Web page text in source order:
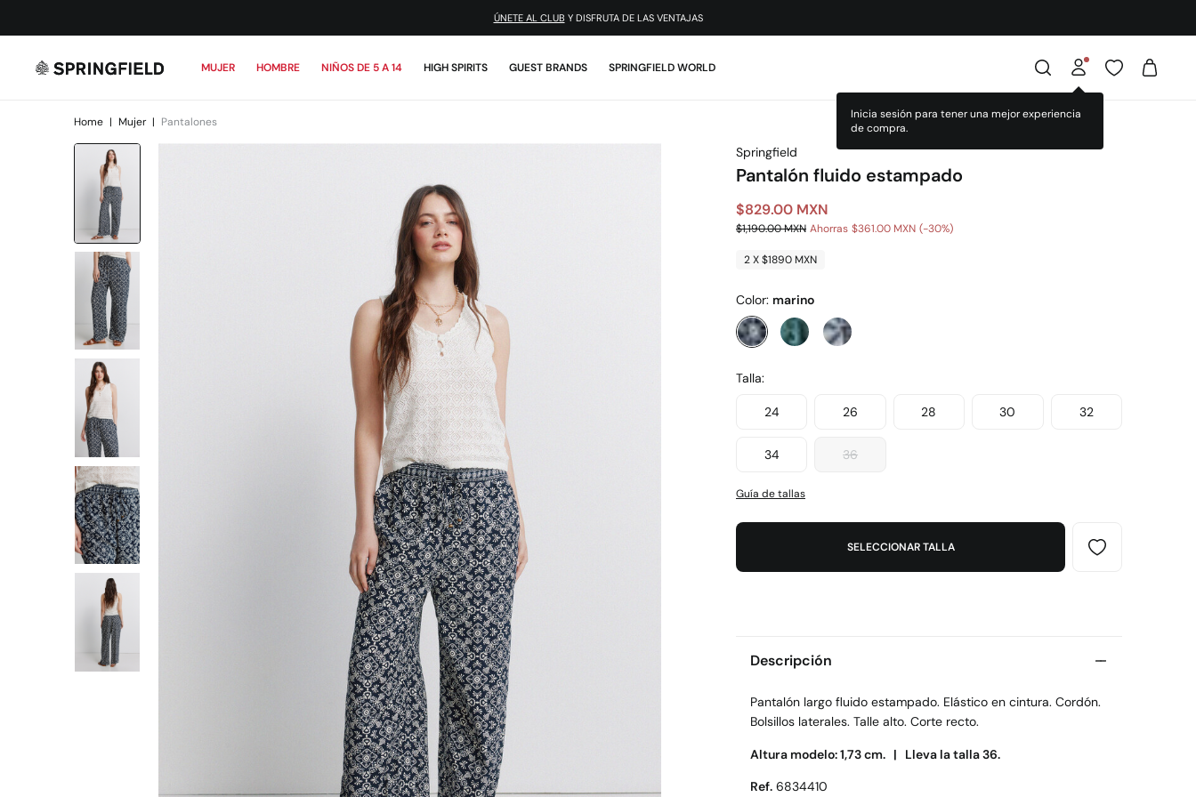
¡DESCARGA LA APP!
MUJER HOMBRE NIÑOS DE 5 A 14 HIGH SPIRITS GUEST BRANDS SPRINGFIELD WORLD
Home | Mujer | Pantalones
Springfield
Pantalón fluido estampado
$829.00 MXN
$1,190.00 MXN Ahorras $361.00 MXN 30
2 X $1890 MXN
Color: marino
Talla:
24 26 28 30 32
34 36
Guía de tallas
SELECCIONAR TALLA
Descripción
Pantalón largo fluido estampado. Elástico en cintura. Cordón.
Bolsillos laterales. Talle alto. Corte recto.
Altura modelo: 1,73 cm. | Lleva la talla 36.
Ref. 6834410